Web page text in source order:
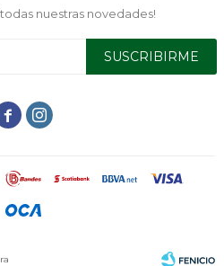
nuestras novedades!
SUSCRIBIRME
 